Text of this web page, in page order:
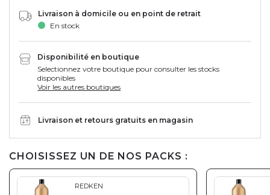
Livraison à domicile ou en point de retrait
En stock
Disponibilité en boutique
Selectionnez votre boutique pour consulter les stocks
disponibles
Voir les autres boutiques
Livraison et retours gratuits en magasin
CHOISISSEZ UN DE NOS PACKS :
REDKEN